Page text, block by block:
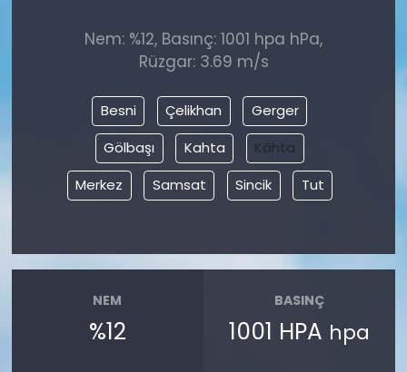
Nem: %12, Basınç: 1001 hpa hPa,
Rüzgar: 3.69 m/s
Besni Çelikhan
Gerger
Gölbaşı
Kahta
Kâhta
Merkez
Samsat Sincik Tut
NEM
%12
BASINÇ
1001 HPA hpa